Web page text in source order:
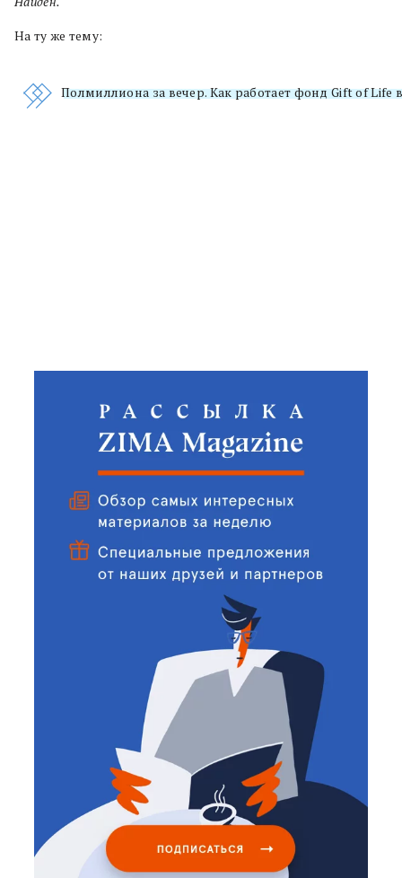
На ту же тему:
Полмиллиона за вечер. Как работает фонд Gift of